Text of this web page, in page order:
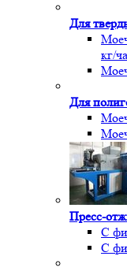
Для
кг/
Для
Пресс-
С
С